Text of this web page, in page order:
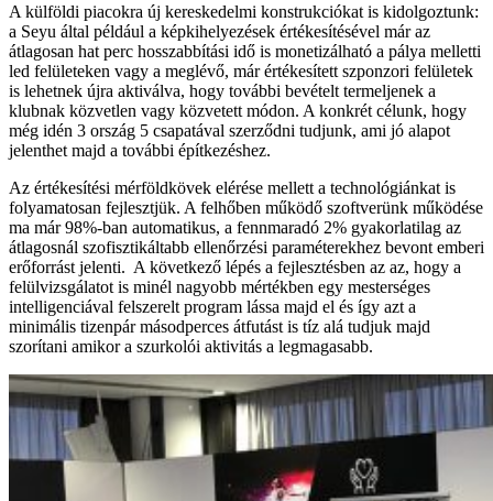
A külföldi piacokra új kereskedelmi konstrukciókat is kidolgoztunk:
a Seyu által például a képkihelyezések értékesítésével már az
átlagosan hat perc hosszabbítási idő is monetizálható a pálya melletti
led felületeken vagy a meglévő, már értékesített szponzori felületek
is lehetnek újra aktiválva, hogy további bevételt termeljenek a
klubnak közvetlen vagy közvetett módon. A konkrét célunk, hogy
még idén 3 ország 5 csapatával szerződni tudjunk, ami jó alapot
jelenthet majd a további építkezéshez.
Az értékesítési mérföldkövek elérése mellett a technológiánkat is
folyamatosan fejlesztjük. A felhőben működő szoftverünk működése
ma már 98%-ban automatikus, a fennmaradó 2% gyakorlatilag az
átlagosnál szofisztikáltabb ellenőrzési paraméterekhez bevont emberi
erőforrást jelenti. A következő lépés a fejlesztésben az az, hogy a
felülvizsgálatot is minél nagyobb mértékben egy mesterséges
intelligenciával felszerelt program lássa majd el és így azt a
minimális tizenpár másodperces átfutást is tíz alá tudjuk majd
szorítani amikor a szurkolói aktivitás a legmagasabb.